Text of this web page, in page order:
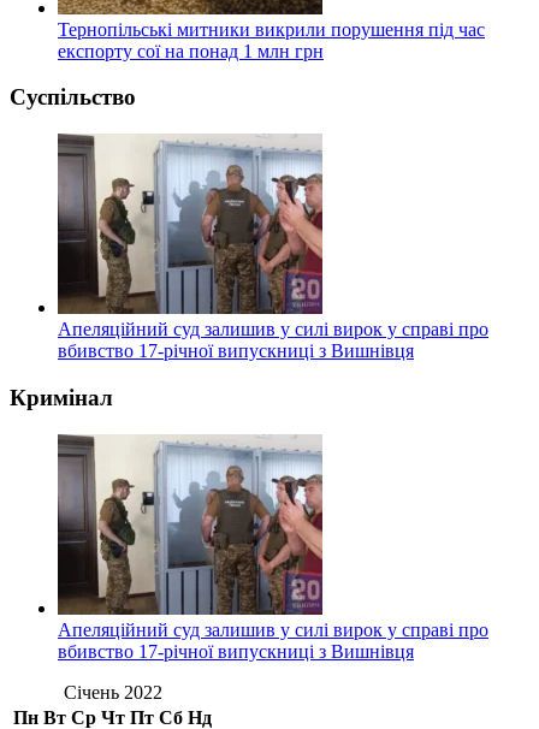
Тернопільські митники викрили порушення під час
експорту сої на понад 1 млн грн
Суспільство
Апеляційний суд залишив у силі вирок у справі про
вбивство 17-річної випускниці з Вишнівця
Кримінал
Апеляційний суд залишив у силі вирок у справі про
вбивство 17-річної випускниці з Вишнівця
Січень 2022
Пн Вт Ср Чт Пт Сб Нд